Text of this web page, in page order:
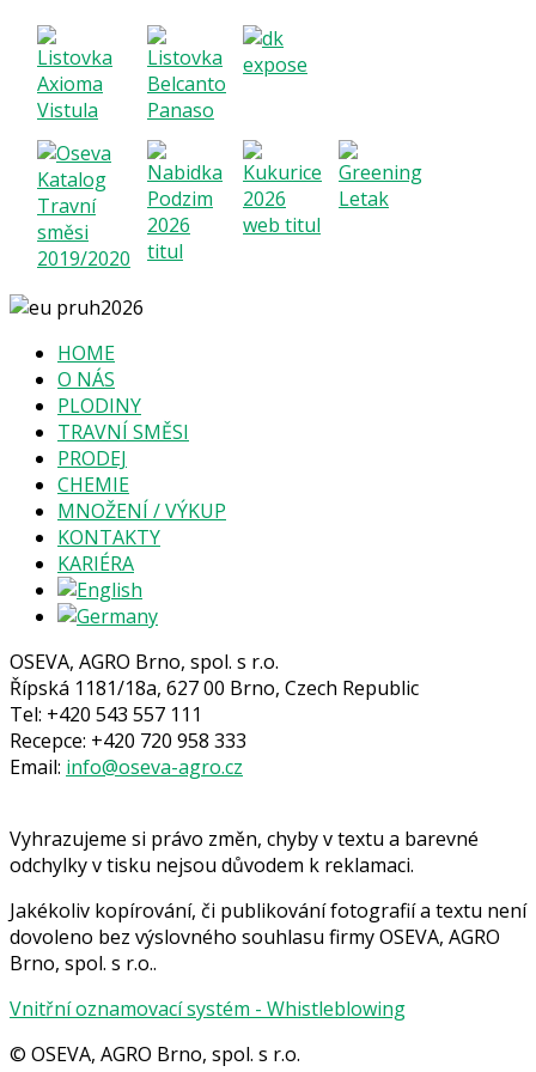
HOME
O NÁS
PLODINY
TRAVNÍ SMĚSI
PRODEJ
CHEMIE
MNOŽENÍ / VÝKUP
KONTAKTY
KARIÉRA
OSEVA, AGRO Brno, spol. s r.o.
Řípská 1181/18a, 627 00 Brno, Czech Republic
Tel: +420 543 557 111
Recepce: +420 720 958 333
Email: info@oseva-agro.cz
Vyhrazujeme si právo změn, chyby v textu a barevné
odchylky v tisku nejsou důvodem k reklamaci.
Jakékoliv kopírování, či publikování fotografií a textu není
dovoleno bez výslovného souhlasu firmy OSEVA, AGRO
Brno, spol. s r.o..
Vnitřní oznamovací systém - Whistleblowing
© OSEVA, AGRO Brno, spol. s r.o.